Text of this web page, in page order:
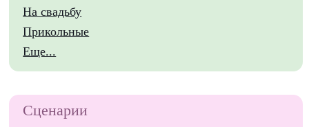
На свадьбу
Прикольные
Еще...
Сценарии